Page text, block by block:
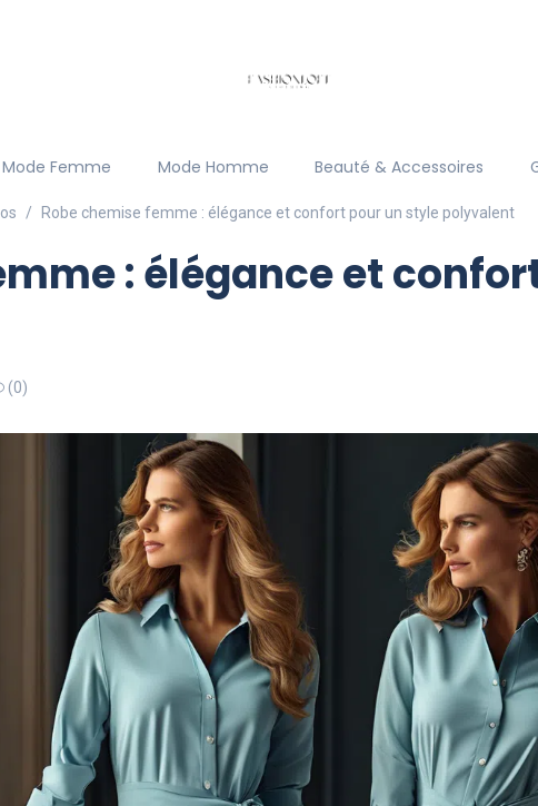
Mode Femme Mode Homme Beauté & Accessoires
Robe chemise femme : élégance et confort pour un style polyvalent
: élégance et
(0)